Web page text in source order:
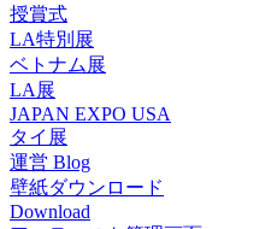
授賞式
LA特別展
ベトナム展
LA展
JAPAN EXPO USA
タイ展
運営 Blog
壁紙ダウンロード
Download